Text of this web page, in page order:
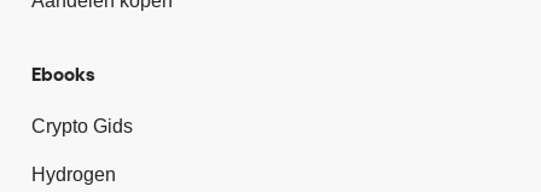
Ebooks
Crypto Gids
Hydrogen